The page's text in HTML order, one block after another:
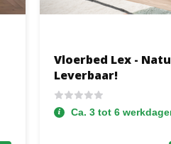
Vloerbed Lex -
Leverbaar!
Ca. 3 tot 6